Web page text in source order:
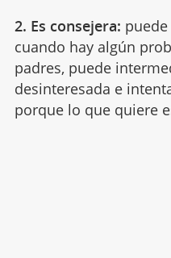
2. Es consejera:
cuando hay algún
padres, puede
desinteresada e
porque lo que quiere